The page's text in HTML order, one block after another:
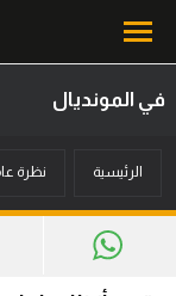
أخبار
في المونديال
الرئيسية نظرة